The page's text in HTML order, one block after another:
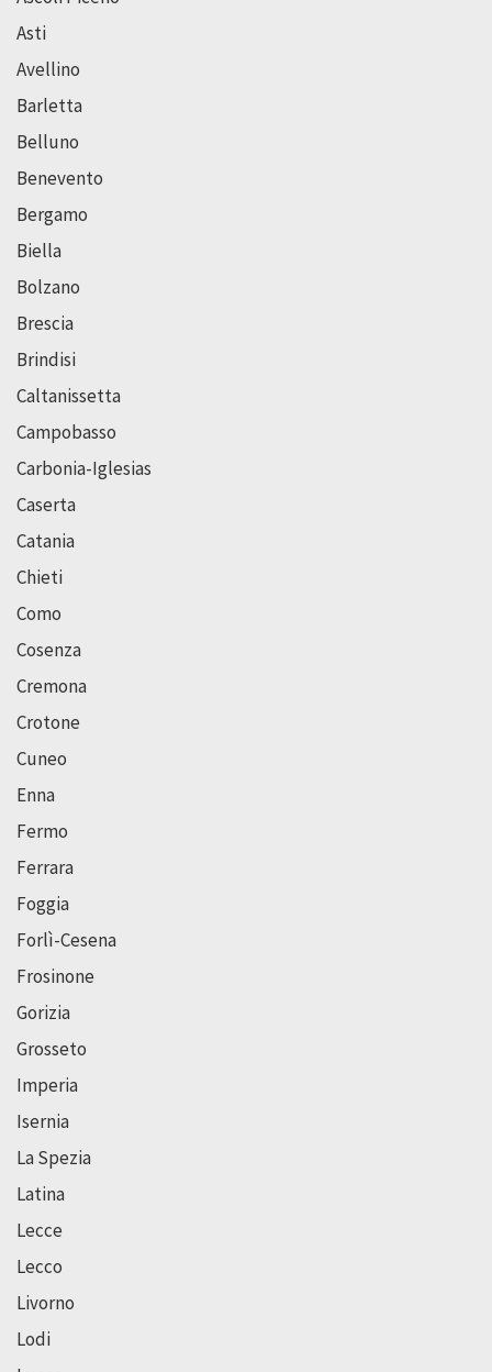
Asti
Avellino
Barletta
Belluno
Benevento
Bergamo
Biella
Bolzano
Brescia
Brindisi
Caltanissetta
Campobasso
Carbonia-Iglesias
Caserta
Catania
Chieti
Como
Cosenza
Cremona
Crotone
Cuneo
Enna
Fermo
Ferrara
Foggia
Forlì-Cesena
Frosinone
Gorizia
Grosseto
Imperia
Isernia
La Spezia
Latina
Lecce
Lecco
Livorno
Lodi